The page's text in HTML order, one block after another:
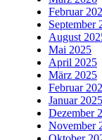
Februar
September
August
Mai 2025
April 2025
März 2025
Februar
Januar 2025
Dezember
November